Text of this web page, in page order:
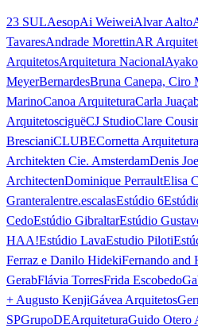
23 SULAesopAi WeiweiAlvar Aalto
TavaresAndrade MorettinAR
ArquitetosArquitetura NacionalAyako
MeyerBernardesBruna Canepa, Ciro
MarinoCanoa ArquiteturaCarla
ArquitetosciguëCJ StudioClare
BrescianiCLUBECornetta Arquitetura
Architekten Cie. AmsterdamDenis
ArchitectenDominique PerraultElisa
Granteralentre.escalasEstúdio 6
CedoEstúdio GibraltarEstúdio
HAA!Estúdio LavaEstudio Piloti
Ferraz e Danilo HidekiFernando and
GerabFlávia TorresFrida Escobedo
+ Augusto KenjiGávea Arquitetos
SPGrupoDEArquiteturaGuido Otero